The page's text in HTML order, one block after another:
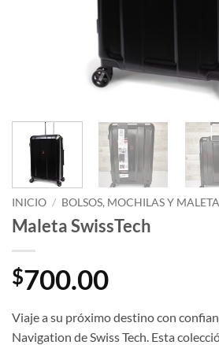
INICIO / BOLSOS, MOCHILAS Y
Maleta SwissTech
$700.00
Viaje a su próximo destino con
Navigation de Swiss Tech. Esta